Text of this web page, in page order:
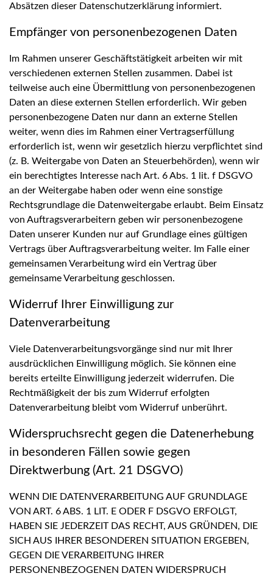
Absätzen dieser Datenschutzerklärung informiert.
Empfänger von personenbezogenen Daten
Im Rahmen unserer Geschäftstätigkeit arbeiten wir mit
verschiedenen externen Stellen zusammen. Dabei ist
teilweise auch eine Übermittlung von personenbezogenen
Daten an diese externen Stellen erforderlich. Wir geben
personenbezogene Daten nur dann an externe Stellen
weiter, wenn dies im Rahmen einer Vertragserfüllung
erforderlich ist, wenn wir gesetzlich hierzu verpflichtet sind
(z. B. Weitergabe von Daten an Steuerbehörden), wenn wir
ein berechtigtes Interesse nach Art. 6 Abs. 1 lit. f DSGVO
an der Weitergabe haben oder wenn eine sonstige
Rechtsgrundlage die Datenweitergabe erlaubt. Beim Einsatz
von Auftragsverarbeitern geben wir personenbezogene
Daten unserer Kunden nur auf Grundlage eines gültigen
Vertrags über Auftragsverarbeitung weiter. Im Falle einer
gemeinsamen Verarbeitung wird ein Vertrag über
gemeinsame Verarbeitung geschlossen.
Widerruf Ihrer Einwilligung zur
Datenverarbeitung
Viele Datenverarbeitungsvorgänge sind nur mit Ihrer
ausdrücklichen Einwilligung möglich. Sie können eine
bereits erteilte Einwilligung jederzeit widerrufen. Die
Rechtmäßigkeit der bis zum Widerruf erfolgten
Datenverarbeitung bleibt vom Widerruf unberührt.
Widerspruchsrecht gegen die Datenerhebung
in besonderen Fällen sowie gegen
Direktwerbung (Art. 21 DSGVO)
WENN DIE DATENVERARBEITUNG AUF GRUNDLAGE
VON ART. 6 ABS. 1 LIT. E ODER F DSGVO ERFOLGT,
HABEN SIE JEDERZEIT DAS RECHT, AUS GRÜNDEN, DIE
SICH AUS IHRER BESONDEREN SITUATION ERGEBEN,
GEGEN DIE VERARBEITUNG IHRER
PERSONENBEZOGENEN DATEN WIDERSPRUCH